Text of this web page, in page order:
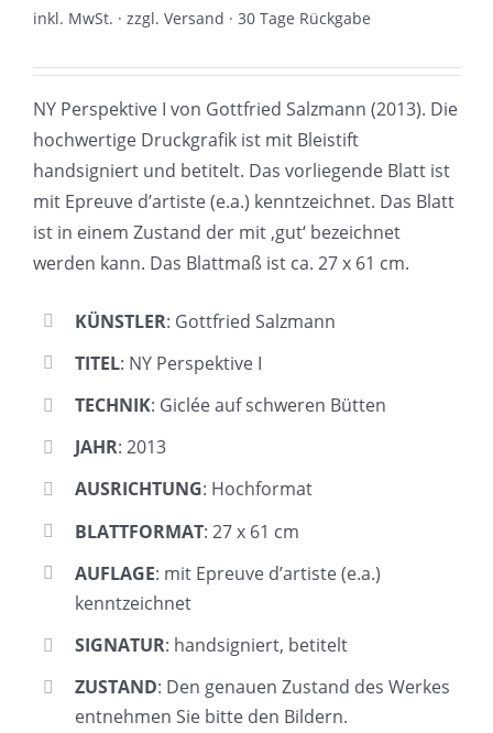
inkl. MwSt. · zzgl. Versand · 30 Tage Rückgabe
NY Perspektive I von Gottfried Salzmann (2013). Die
hochwertige Druckgrafik ist mit Bleistift
handsigniert und betitelt. Das vorliegende Blatt ist
mit Epreuve d’artiste (e.a.) kenntzeichnet. Das Blatt
ist in einem Zustand der mit ‚gut‘ bezeichnet
werden kann. Das Blattmaß ist ca. 27 x 61 cm.
KÜNSTLER: Gottfried Salzmann
TITEL: NY Perspektive I
TECHNIK: Giclée auf schweren Bütten
JAHR: 2013
AUSRICHTUNG: Hochformat
BLATTFORMAT: 27 x 61 cm
AUFLAGE: mit Epreuve d’artiste (e.a.)
kenntzeichnet
SIGNATUR: handsigniert, betitelt
ZUSTAND: Den genauen Zustand des Werkes
entnehmen Sie bitte den Bildern.